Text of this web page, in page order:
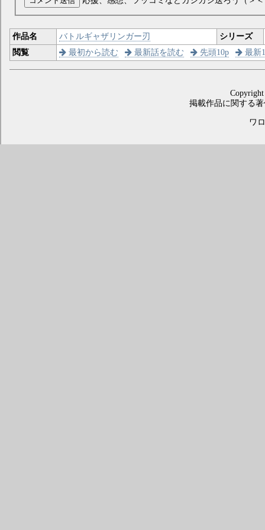
作品名 バトルギャザリンガー刃
シリーズ
閲覧
最初から読む 最新話を読む 先頭10p 最新
掲載作品に関する
ワ